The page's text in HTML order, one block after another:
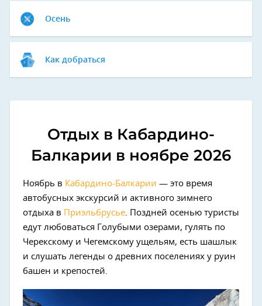
Осень
Как добраться
Отдых в Кабардино-
Балкарии в ноябре 2026
Ноябрь в Кабардино-Балкарии — это время
автобусных экскурсий и активного зимнего
отдыха в
Приэльбрусье. Поздней осенью туристы
едут любоваться Голубыми озерами, гулять по
Черекскому и Чегемскому ущельям, есть шашлык
и слушать легенды о древних поселениях у руин
башен и крепостей.